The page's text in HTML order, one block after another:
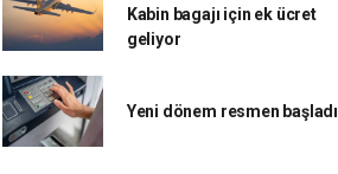
Kabin bagajı için ek ücret
geliyor
Yeni dönem resmen başladı